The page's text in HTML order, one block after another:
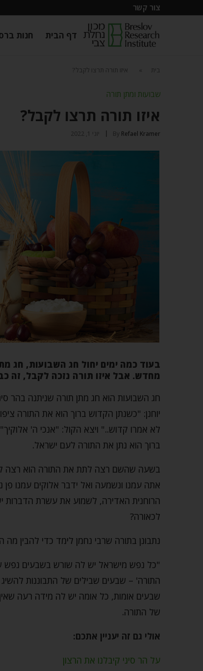
צור קשר
דף הבית חנות
בית איזו תורה תרצו לקבל?
שבועות ומתן תורה
איזו תורה תרצו לקבל?
By Refael Kramer יוני 1, 2022
בעוד כמה ימים יחול חג השבועות, חג
מחדש. אבל איזו תורה נזכה לקבל, זה
חג השבועות הוא חג מתן תורה שניתנה בהר
יוחנן: "כשנתן הקדוש ברוך הוא את התורה
לא אמרו קדוש.." ויצא הקול: "אנכי ה'
ברוך הוא נתן את התורה לעם ישראל.
בשעה שהשם רצה לתת את התורה הוא רצה
אתה עמנו ונשמעה ואל ידבר אלוקים עמנו פן
הרוחנית האדירה, לשמוע את עשרת הדברות
לכאורה?
נתבונן בתורה שרבי נחמן לימד כדי להבין
"כל נפש מישראל יש לה שורש בשבעים נפש
התורה' – שבעים שבילים של התבוננות
שבעים אומות, כל אומה יש לה מידה רעה
של התורה.
אולי גם זה יעניין אתכם:
על הר סיני קיבלנו את הרצון